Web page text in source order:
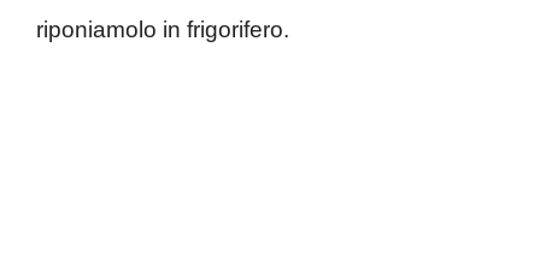
riponiamolo in frigorifero.